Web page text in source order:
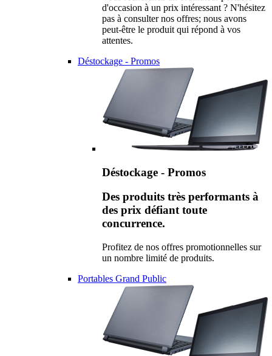
d'occasion à un prix intéressant ? N'hésitez
pas à consulter nos offres; nous avons
peut-être le produit qui répond à vos
attentes.
Déstockage - Promos
Déstockage - Promos
Des produits très performants à
des prix défiant toute
concurrence.
Profitez de nos offres promotionnelles sur
un nombre limité de produits.
Portables Grand Public